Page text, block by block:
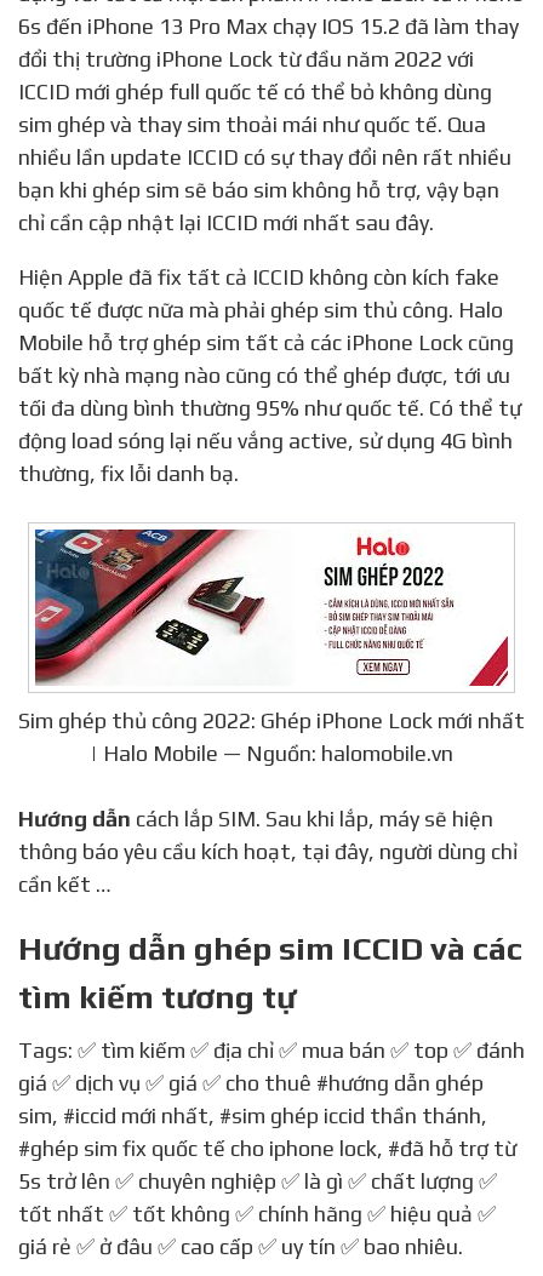
6s đến iPhone 13 Pro Max chạy IOS 15.2 đã làm thay
đổi thị trường iPhone Lock từ đầu năm 2022 với
ICCID mới ghép full quốc tế có thể bỏ không dùng
sim ghép và thay sim thoải mái như quốc tế. Qua
nhiều lần update ICCID có sự thay đổi nên rất nhiều
bạn khi ghép sim sẽ báo sim không hỗ trợ, vậy bạn
chỉ cần cập nhật lại ICCID mới nhất sau đây.
Hiện Apple đã fix tất cả ICCID không còn kích fake
quốc tế được nữa mà phải ghép sim thủ công. Halo
Mobile hỗ trợ ghép sim tất cả các iPhone Lock cũng
bất kỳ nhà mạng nào cũng có thể ghép được, tới ưu
tối đa dùng bình thường 95% như quốc tế. Có thể tự
động load sóng lại nếu vắng active, sử dụng 4G bình
thường, fix lỗi danh bạ.
Sim ghép thủ công 2022: Ghép iPhone Lock mới nhất
| Halo Mobile — Nguồn: halomobile.vn
Hướng dẫn cách lắp SIM. Sau khi lắp, máy sẽ hiện
thông báo yêu cầu kích hoạt, tại đây, người dùng chỉ
cần kết …
Hướng dẫn ghép sim ICCID và các
tìm kiếm tương tự
Tags: ✅ tìm kiếm ✅ địa chỉ ✅ mua bán ✅ top ✅ đánh
giá ✅ dịch vụ ✅ giá ✅ cho thuê #hướng dẫn ghép
sim, #iccid mới nhất, #sim ghép iccid thần thánh,
#ghép sim fix quốc tế cho iphone lock, #đã hỗ trợ từ
5s trở lên ✅ chuyên nghiệp ✅ là gì ✅ chất lượng ✅
tốt nhất ✅ tốt không ✅ chính hãng ✅ hiệu quả ✅
giá rẻ ✅ ở đâu ✅ cao cấp ✅ uy tín ✅ bao nhiêu.